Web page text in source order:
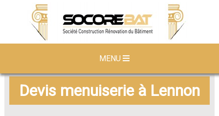
MENU
Devis menuiserie à Lennon